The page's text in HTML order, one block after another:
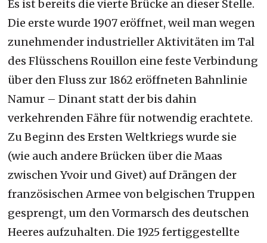
Es ist bereits die vierte Brücke an dieser Stelle.
Die erste wurde 1907 eröffnet, weil man wegen
zunehmender industrieller Aktivitäten im Tal
des Flüsschens Rouillon eine feste Verbindung
über den Fluss zur 1862 eröffneten Bahnlinie
Namur – Dinant statt der bis dahin
verkehrenden Fähre für notwendig erachtete.
Zu Beginn des Ersten Weltkriegs wurde sie
(wie auch andere Brücken über die Maas
zwischen Yvoir und Givet) auf Drängen der
französischen Armee von belgischen Truppen
gesprengt, um den Vormarsch des deutschen
Heeres aufzuhalten. Die 1925 fertiggestellte